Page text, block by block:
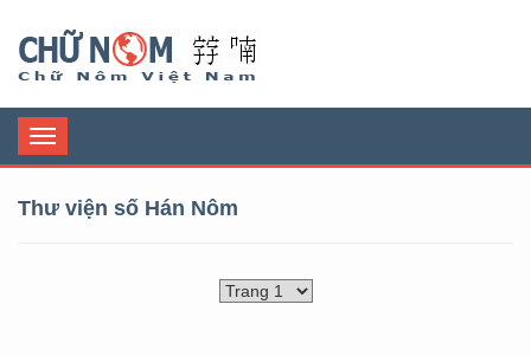
Toggle
navigation
Thư viện số Hán Nôm